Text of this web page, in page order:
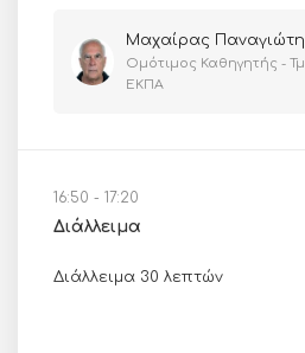
Μαχαίρας
Ομότιμος Καθηγητής -
ΕΚΠΑ
16:50 - 17:20
Διάλλειμα
Διάλλειμα 30 λεπτών